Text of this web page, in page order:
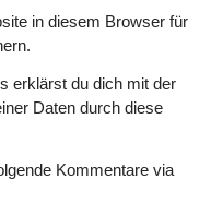
in diesem Browser für
erklärst du dich mit der
Daten durch diese
Kommentare via